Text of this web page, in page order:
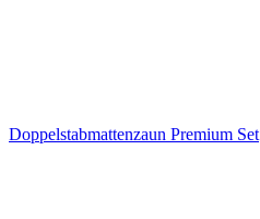
Doppelstabmattenzaun Premium Set